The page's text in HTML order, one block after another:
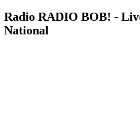
Radio RADIO BOB! -
National